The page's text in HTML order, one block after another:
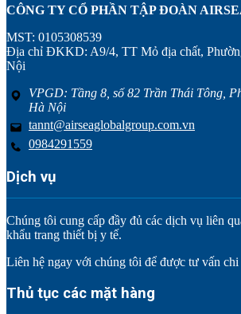
CÔNG TY CỔ PHẦN TẬP ĐOÀN
MST: 0105308539
Địa chỉ ĐKKD: A9/4, TT Mỏ địa chất,
Nội
VPGD: Tầng 8, số 82 Trần Thái Tông,
Hà Nội
tannt@airseaglobalgroup.com.vn
0984291559
Dịch vụ
Chúng tôi cung cấp đầy đủ các dịch vụ liên
khẩu trang thiết bị y tế.
Liên hệ ngay với chúng tôi để được tư vấn
Thủ tục các mặt hàng